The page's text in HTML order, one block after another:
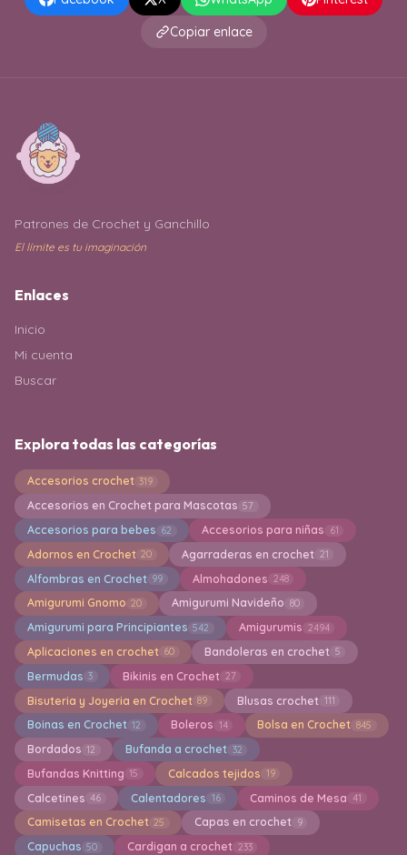
Copiar enlace
Patrones de Crochet y Ganchillo
El límite es tu imaginación
Enlaces
Inicio
Mi cuenta
Buscar
Explora todas las categorías
Accesorios crochet 319
Accesorios en Crochet para Mascotas 57
Accesorios para bebes 62 Accesorios para niñas 61
Adornos en Crochet 20 Agarraderas en crochet 21
Alfombras en Crochet 99 Almohadones 248
Amigurumi Gnomo 20 Amigurumi Navideño 80
Amigurumi para Principiantes 542 Amigurumis 2494
Aplicaciones en crochet 60 Bandoleras en crochet 5
Bermudas 3 Bikinis en Crochet 27
Bisuteria y Joyeria en Crochet 89 Blusas crochet 111
Boinas en Crochet 12 Boleros 14 Bolsa en Crochet 845
Bordados 12 Bufanda a crochet 32
Bufandas Knitting 15 Calcados tejidos 19
Calcetines 46 Calentadores 16 Caminos de Mesa 41
Camisetas en Crochet 25 Capas en crochet 9
Capuchas 50 Cardigan a crochet 233